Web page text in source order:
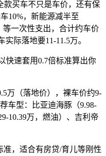
款买车不只是车价，还有保
10%，新能源减半至
等一次性支出，合计约车价
实际落地要11-11.5万。
快速套用0.7倍标准算出你
万（落地价），裸车价约9-
车型：比亚迪海豚（9.98-
10.39万，燃油）、吉利帝
，适合有房贷/育儿等刚性